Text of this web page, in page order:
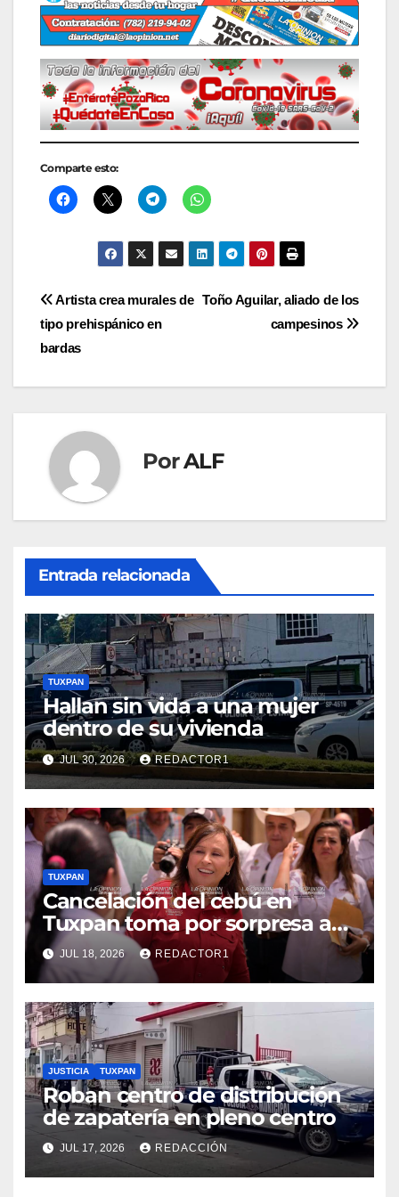
Comparte esto:
Navegación
de
entradas
Toño Aguilar, aliado de los
campesinos
Artista crea murales de
tipo prehispánico en
bardas
PorALF
Entrada relacionada
TUXPAN
Hallan sin vida a una mujer
dentro de su vivienda
JUL 30, 2026 REDACTOR1
TUXPAN
Cancelación del cebú en
Tuxpan toma por sorpresa a
Nahle
JUL 18, 2026 REDACTOR1
JUSTICIA TUXPAN
Roban centro de distribución
de zapatería en pleno centro
JUL 17, 2026 REDACCIÓN